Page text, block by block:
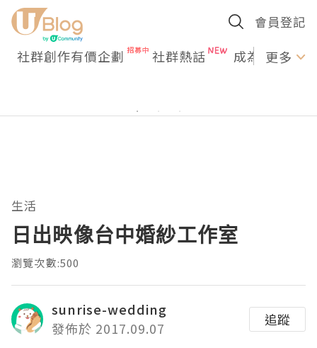
會員登記
社群創作有價企劃 社群熱話 成為U更多
生活
日出映像台中婚紗工作室
瀏覽次數:500
sunrise-wedding
發佈於 2017.09.07
追蹤